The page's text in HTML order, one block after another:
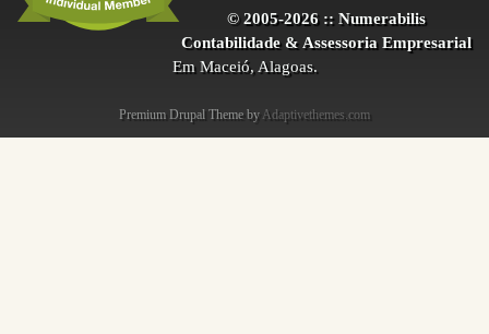
© 2005-2026 :: Numerabilis
Contabilidade & Assessoria Empresarial
Em Maceió, Alagoas.
Premium Drupal Theme by Adaptivethemes.com